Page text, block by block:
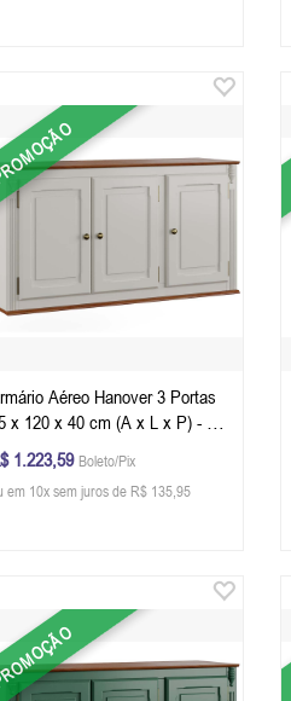
Aéreo Hanover 3 Portas
x 120 x 40 cm (A x L x P) - Cor
- Imbuia Glazer
1.223,59 Boleto/Pix
em 10x sem juros de R$ 135,95